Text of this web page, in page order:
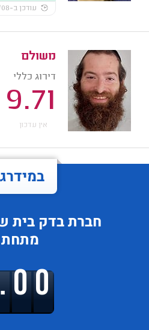
עודכן ב-04/08
משולם
דירוג כללי
9.71
אין עדכון
חברת בדק בית